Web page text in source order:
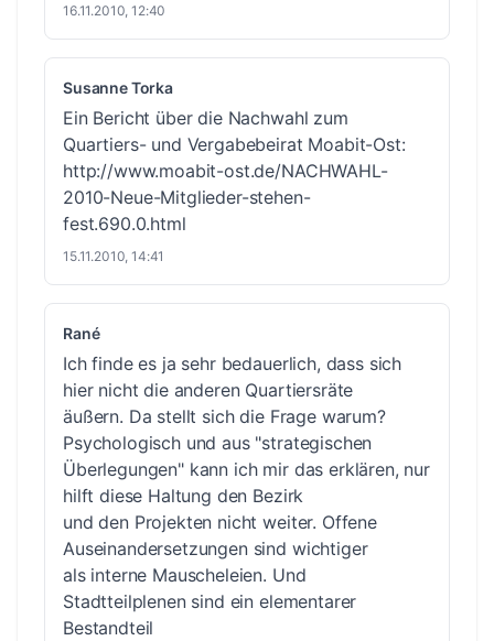
16.11.2010, 12:40
Susanne Torka
Ein Bericht über die Nachwahl zum
Quartiers- und Vergabebeirat Moabit-Ost:
http://www.moabit-ost.de/NACHWAHL-
2010-Neue-Mitglieder-stehen-
fest.690.0.html
15.11.2010, 14:41
Rané
Ich finde es ja sehr bedauerlich, dass sich
hier nicht die anderen Quartiersräte
äußern. Da stellt sich die Frage warum?
Psychologisch und aus "strategischen
Überlegungen" kann ich mir das erklären, nur
hilft diese Haltung den Bezirk
und den Projekten nicht weiter. Offene
Auseinandersetzungen sind wichtiger
als interne Mauscheleien. Und
Stadtteilplenen sind ein elementarer
Bestandteil